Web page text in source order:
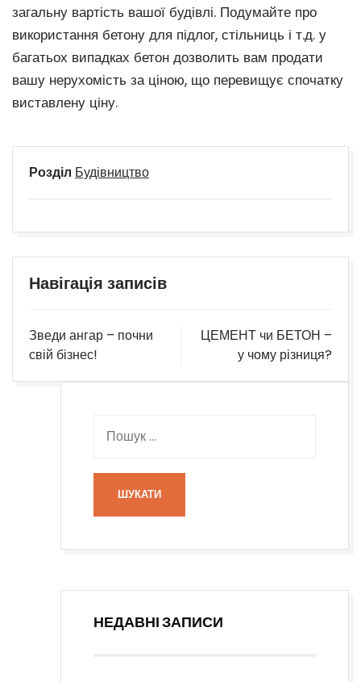
загальну вартість вашої будівлі. Подумайте про
використання бетону для підлог, стільниць і т.д. у
багатьох випадках бетон дозволить вам продати
вашу нерухомість за ціною, що перевищує спочатку
виставлену ціну.
Розділ Будівництво
Навігація записів
Зведи ангар – почни
свій бізнес!
ЦЕМЕНТ чи БЕТОН –
у чому різниця?
НЕДАВНІ ЗАПИСИ